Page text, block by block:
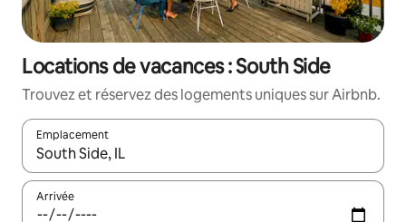
Locations de vacances : South Side
Trouvez et réservez des logements uniques sur Airbnb.
Emplacement
Quand les résultats sont affichés, parcourez-les en utilisant
Arrivée